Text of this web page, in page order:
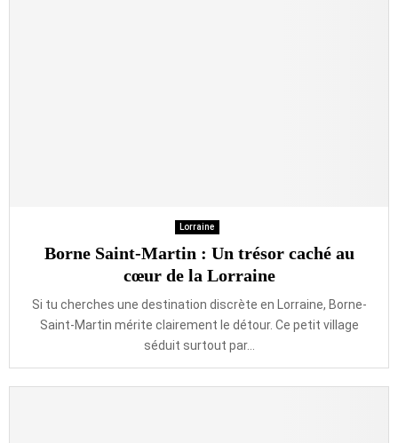
Lorraine
Borne Saint-Martin : Un trésor caché au
cœur de la Lorraine
Si tu cherches une destination discrète en Lorraine, Borne-
Saint-Martin mérite clairement le détour. Ce petit village
séduit surtout par...